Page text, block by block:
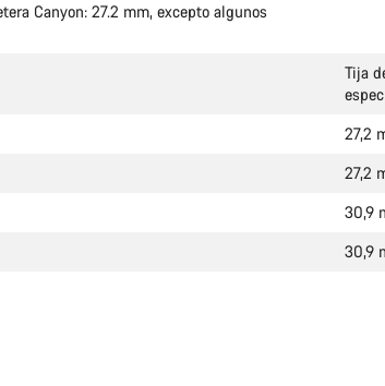
Canyon: 27.2 mm, excepto algunos
Tija
27,2
27,2
30,9
30,9